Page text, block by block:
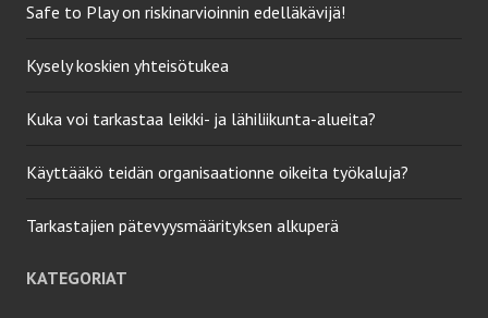
Safe to Play on riskinarvioinnin edelläkävijä!
Kysely koskien yhteisötukea
Kuka voi tarkastaa leikki- ja lähiliikunta-alueita?
Käyttääkö teidän organisaationne oikeita työkaluja?
Tarkastajien pätevyysmäärityksen alkuperä
KATEGORIAT